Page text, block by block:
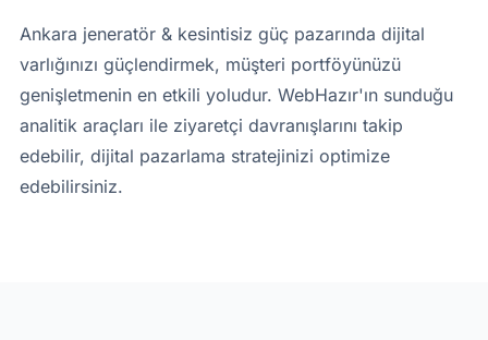
Ankara jeneratör & kesintisiz güç pazarında dijital
varlığınızı güçlendirmek, müşteri portföyünüzü
genişletmenin en etkili yoludur. WebHazır'ın sunduğu
analitik araçları ile ziyaretçi davranışlarını takip
edebilir, dijital pazarlama stratejinizi optimize
edebilirsiniz.